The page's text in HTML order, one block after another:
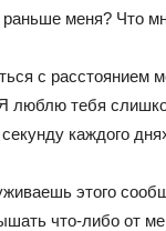
раньше меня? Что
с расстоянием
люблю тебя
каждого
этого
что-либо от